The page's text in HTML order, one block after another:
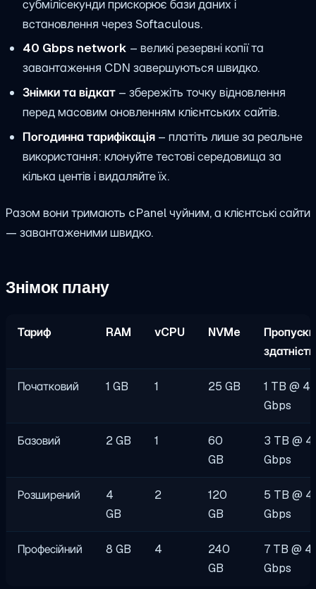
субмілісекунди прискорює бази даних і
встановлення через Softaculous.
40 Gbps network – великі резервні копії та
завантаження CDN завершуються швидко.
Знімки та відкат– збережіть точку відновлення
перед масовим оновленням клієнтських сайтів.
Погодинна тарифікація– платіть лише за реальне
використання: клонуйте тестові середовища за
кілька центів і видаляйте їх.
Разом вони тримають cPanel чуйним, а клієнтські сайти
— завантаженими швидко.
Знімок плану
Тариф RAM vCPU NVMe
здатність
Початковий 1 GB 1 25 GB
1 TB @
Gbps
Базовий 2 GB 1
60
GB
3 TB @
Gbps
Розширений
4
GB
2
120
GB
5 TB @
Gbps
Професійний 8 GB 4
240
GB
7 TB @
Gbps